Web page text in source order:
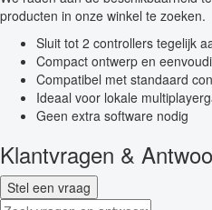
producten in onze winkel te zoeken.
Sluit tot 2 controllers tegelijk
Compact ontwerp en
Compatibel met standaard
Ideaal voor lokale
Geen extra software nodig
Klantvragen &
Stel een vraag